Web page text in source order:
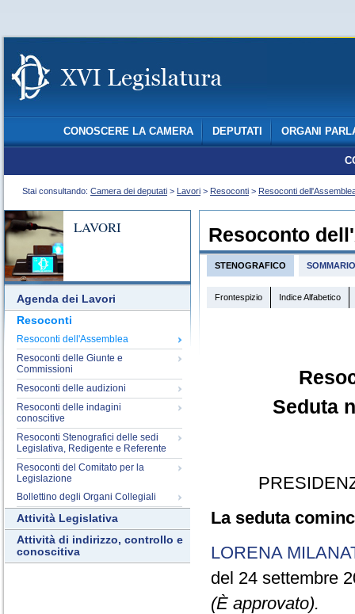
CONOSCERE LA CAMERA DEPUTATI ORGANI
Stai consultando: Camera dei deputati > Lavori > Resoconti > Resoconti
LAVORI
Agenda dei Lavori
Resoconti
Resoconti dell'Assemblea
Resoconti delle Giunte e
Commissioni
Resoconti delle audizioni
Resoconti delle indagini
conoscitive
Resoconti Stenografici delle sedi
Legislativa, Redigente e Referente
Resoconti del Comitato per la
Legislazione
Bollettino degli Organi Collegiali
Attività Legislativa
Attività di indirizzo, controllo e
conoscitiva
Resoconto
STENOGRAFICO SOMMARIO
Frontespizio Indice Alfabetico
Seduta
La seduta
LORENA
del 24 settembre
(È approvato).